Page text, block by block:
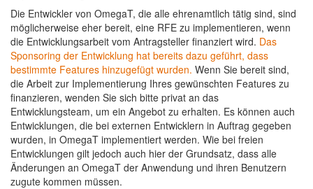
Die Entwickler von OmegaT, die alle ehrenamtlich tätig sind, sind
möglicherweise eher bereit, eine RFE zu implementieren, wenn
die Entwicklungsarbeit vom Antragsteller finanziert wird. Das
Sponsoring der Entwicklung hat bereits dazu geführt, dass
bestimmte Features hinzugefügt wurden. Wenn Sie bereit sind,
die Arbeit zur Implementierung Ihres gewünschten Features zu
finanzieren, wenden Sie sich bitte privat an das
Entwicklungsteam, um ein Angebot zu erhalten. Es können auch
Entwicklungen, die bei externen Entwicklern in Auftrag gegeben
wurden, in OmegaT implementiert werden. Wie bei freien
Entwicklungen gilt jedoch auch hier der Grundsatz, dass alle
Änderungen an OmegaT der Anwendung und ihren Benutzern
zugute kommen müssen.